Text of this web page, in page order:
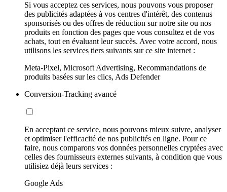
Si vous acceptez ces services, nous pouvons vous proposer
des publicités adaptées à vos centres d'intérêt, des contenus
sponsorisés ou des offres de réduction sur notre site ou nos
produits en fonction des pages que vous consultez et de vos
achats, tout en évaluant leur succès. Avec votre accord, nous
utilisons les services tiers suivants sur ce site internet :
Meta-Pixel, Microsoft Advertising, Recommandations de
produits basées sur les clics, Ads Defender
Conversion-Tracking avancé
En acceptant ce service, nous pouvons mieux suivre, analyser
et optimiser l'efficacité de nos publicités en ligne. Pour ce
faire, nous comparons vos données personnelles cryptées avec
celles des fournisseurs externes suivants, à condition que vous
utilisiez déjà leurs services :
Google Ads